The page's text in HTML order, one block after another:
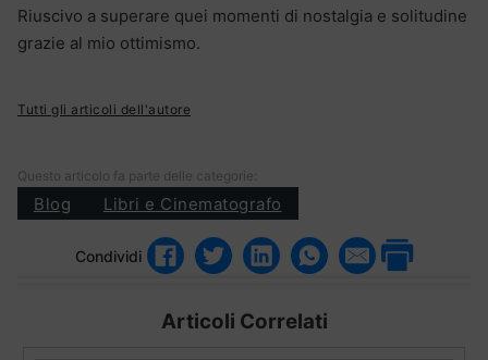
Riuscivo a superare quei momenti di nostalgia e solitudine
grazie al mio ottimismo.
Tutti gli articoli dell'autore
Questo articolo fa parte delle categorie:
Blog Libri e Cinematografo
Condividi
Articoli Correlati